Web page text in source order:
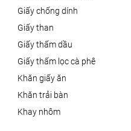
giấy chống dính
giấy than
giấy thấm dầu
giấy thấm lọc cà phê
khăn giấy ăn
khăn trải bàn
khay nhôm